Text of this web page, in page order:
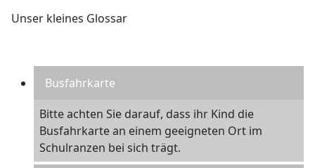
Unser kleines Glossar
Busfahrkarte
Bitte achten Sie darauf, dass ihr Kind die
Busfahrkarte an einem geeigneten Ort im
Schulranzen bei sich trägt.